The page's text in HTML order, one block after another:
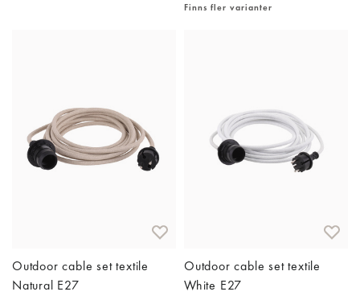
Finns fler varianter
Outdoor cable set textile
Natural E27
Outdoor cable set textile
White E27